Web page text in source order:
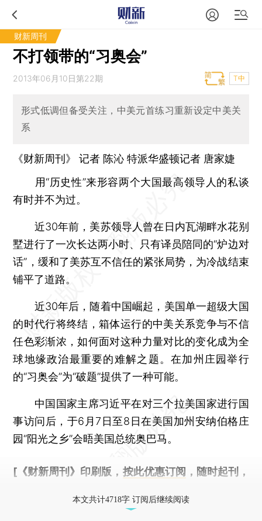
财新周刊
不打领带的“习奥会”
2013年06月10日第22期 T中
形式低调但备受关注，中美元首练习重新设定中美关
系
《财新周刊》 记者 陈沁 特派华盛顿记者 唐家婕
用“历史性”来形容两个大国最高领导人的私谈
有时并不为过。
近30年前，美苏领导人曾在日内瓦湖畔水花别
墅进行了一次长达两小时、只有译员陪同的“炉边对
话”，缓和了美苏互不信任的紧张局势，为冷战结束
铺平了道路。
近30年后，随着中国崛起，美国单一超级大国
的时代行将终结，箱体运行的中美关系竞争与不信
任色彩渐浓，如何面对这种力量对比的变化成为全
球地缘政治最重要的难解之题。在加州庄园举行
的“习奥会”为“破题”提供了一种可能。
中国国家主席习近平在对三个拉美国家进行国
事访问后，于6月7日至8日在美国加州安纳伯格庄
园“阳光之乡”会晤美国总统奥巴马。
[《财新周刊》印刷版， 按此优惠订阅 ，随时起刊，
本文共计4718字 订阅后继续阅读